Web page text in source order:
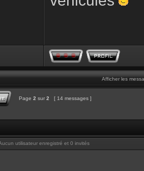
Afficher les
Page 2 sur 2 [ 14 messages ]
utilisateur enregistré et 0 invités